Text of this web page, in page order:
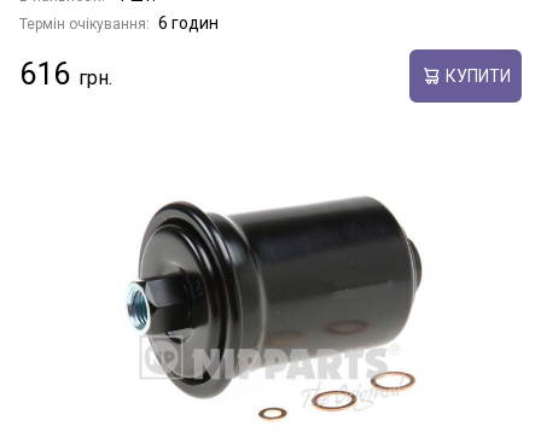
Термін очікування: 6 годин
616 КУПИТИ